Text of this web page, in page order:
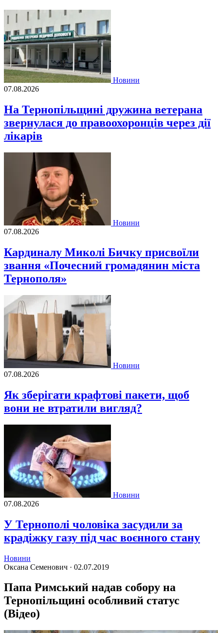
Новини
07.08.2026
На Тернопільщині дружина ветерана
звернулася до правоохоронців через дії
лікарів
Новини
07.08.2026
Кардиналу Миколі Бичку присвоїли
звання «Почесний громадянин міста
Тернополя»
Новини
07.08.2026
Як зберігати крафтові пакети, щоб
вони не втратили вигляд?
Новини
07.08.2026
У Тернополі чоловіка засудили за
крадіжку газу під час воєнного стану
Новини
Оксана Семенович · 02.07.2019
Папа Римський надав собору на
Тернопільщині особливий статус
(Відео)